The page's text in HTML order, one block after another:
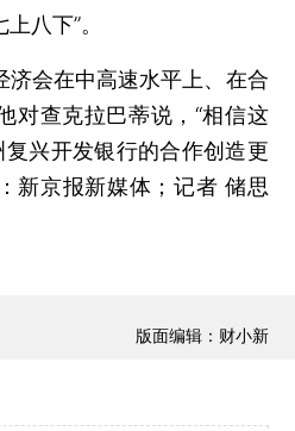
八下”。
会在中高速水平上、在合
对查克拉巴蒂说，“相信这
兴开发银行的合作创造更
新京报新媒体；记者 储思
版面编辑：财小新